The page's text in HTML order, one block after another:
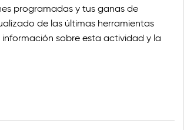
programadas y tus ganas de
de las últimas herramientas
sobre esta actividad y la